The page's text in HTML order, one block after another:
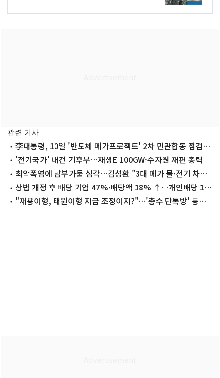
관련 기사
李대통령, 10일 '반도체 메가프로젝트' 2차 민관합동 점검회
의 주재
'전기국가' 내건 기후부…재생E 100GW·수자원 재편 총력
최악폭염에 남부가뭄 심각…김성환 "3대 메가 물·전기 차질
없다"
상법 개정 후 배당 기업 47%·배당액 18% ↑…개인배당 1
위 이재용
"재용이형, 태원이형 지금 조정이지?"…'총수 단톡방' 등장,